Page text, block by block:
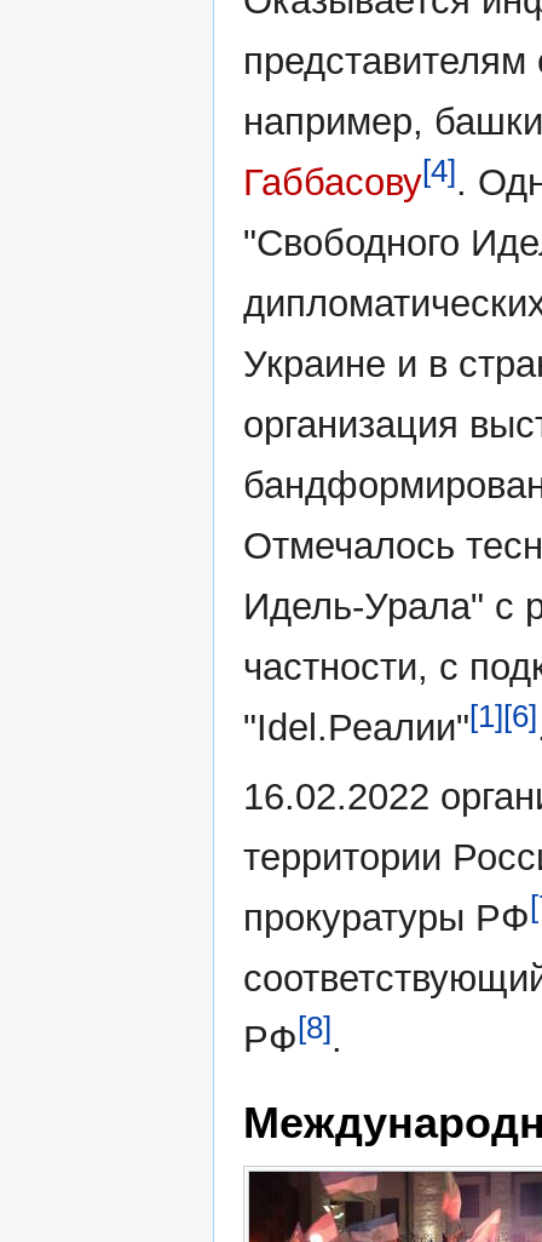
представителям
например,
Габбасову[4].
"Свободного
Украине и в
организация
Отмечалось
Идель-Урала" с
частности, с
"Idel.Реалии"[1][6]
16.02.2022
территории
прокуратуры РФ
РФ[8].